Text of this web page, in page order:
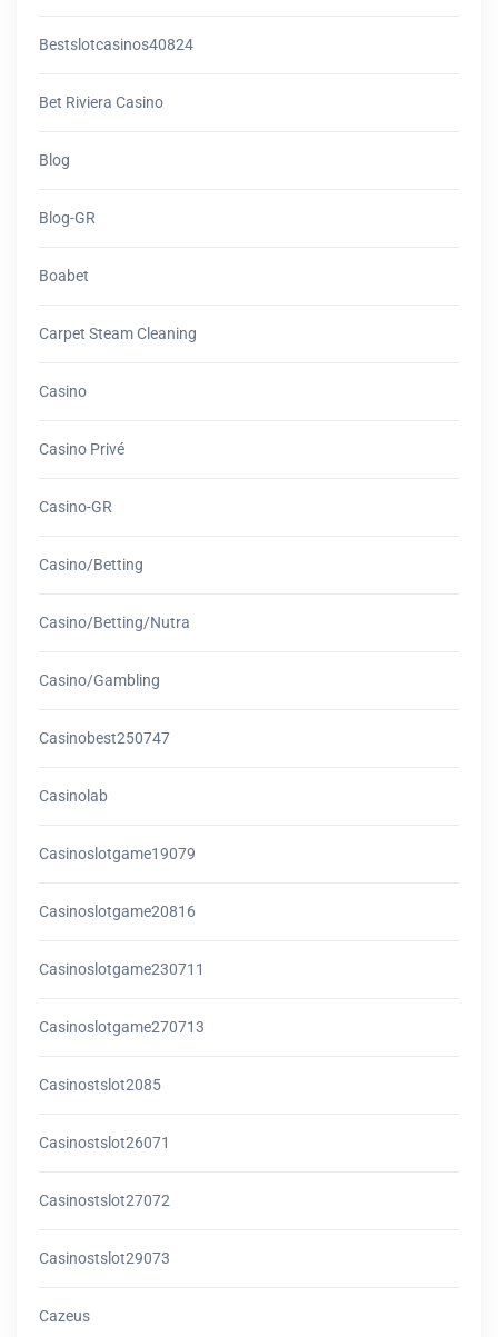
Bestslotcasinos40824
Bet Riviera Casino
Blog
Blog-GR
Boabet
Carpet Steam Cleaning
Casino
Casino Privé
Casino-GR
Casino/betting
Casino/betting/nutra
Casino/gambling
Casinobest250747
Casinolab
Casinoslotgame19079
Casinoslotgame20816
Casinoslotgame230711
Casinoslotgame270713
Casinostslot2085
Casinostslot26071
Casinostslot27072
Casinostslot29073
Cazeus